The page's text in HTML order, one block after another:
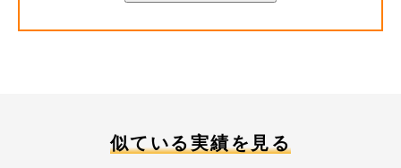
似ている実績を見る